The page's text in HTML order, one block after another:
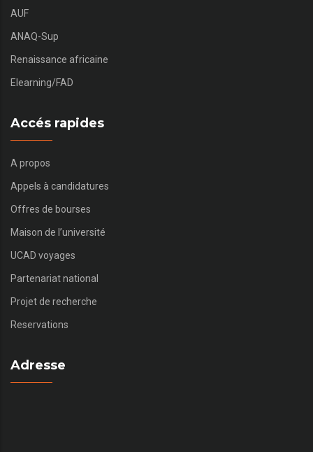
AUF
ANAQ-Sup
Renaissance africaine
Elearning/FAD
Accés rapides
A propos
Appels à candidatures
Offres de bourses
Maison de l’université
UCAD voyages
Partenariat national
Projet de recherche
Reservations
Adresse